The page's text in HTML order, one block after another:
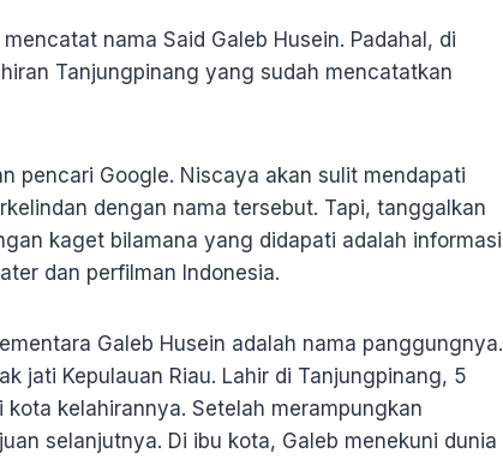
nama Said Galeb Husein. Padahal, di
Tanjungpinang yang sudah mencatatkan
pencari Google. Niscaya akan sulit mendapati
dengan nama tersebut. Tapi, tanggalkan
kaget bilamana yang didapati adalah informasi
dan perfilman Indonesia.
Galeb Husein adalah nama panggungnya.
jati Kepulauan Riau. Lahir di Tanjungpinang, 5
kelahirannya. Setelah merampungkan
selanjutnya. Di ibu kota, Galeb menekuni dunia